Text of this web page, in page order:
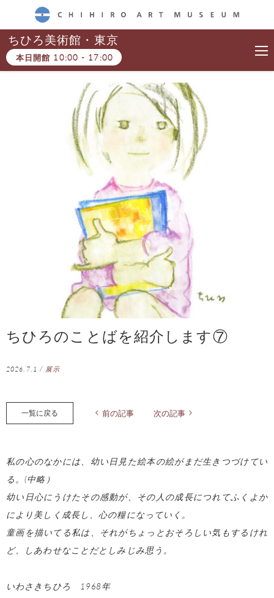
CHIHIRO ART MUSEUM
ちひろ美術館・東京
本日開館 10:00 - 17:00
ちひろのことばを紹介します⑦
2026.7.1 / 展示
一覧に戻る 前の記事 次の記事
私の心のなかには、幼い日見た絵本の絵がまだ生きつづけてい
る。(中略）
幼い日心にうけたその感動が、その人の成長につれてふくよか
により美しく成長し、心の糧になっていく。
童画を描いてる私は、それがちょっとおそろしい気もするけれ
ど、しあわせなことだとしみじみ思う。
いわさきちひろ 1968年